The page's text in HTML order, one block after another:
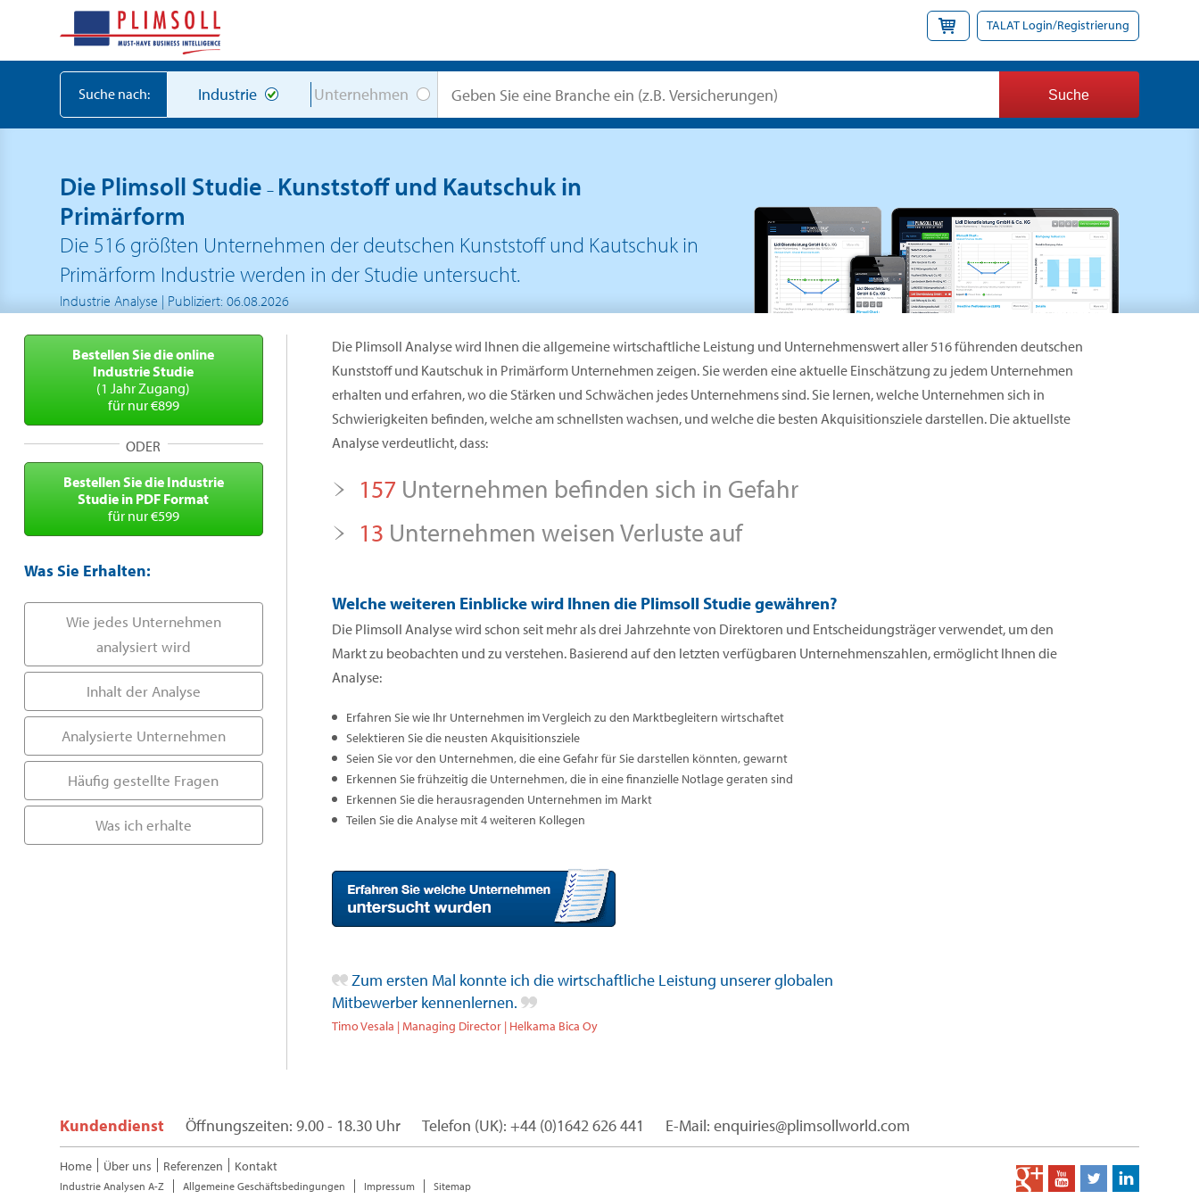
TALAT Login/Registrierung
Suche nach: Industrie Unternehmen
Die Plimsoll Studie– Kunststoff und Kautschuk in
Primärform
Die 516 größten Unternehmen der deutschen Kunststoff und Kautschuk in
Primärform Industrie werden in der Studie untersucht.
Industrie Analyse | Publiziert: 06.08.2026
Bestellen Sie die online
Industrie Studie
(1 Jahr Zugang)
für nur €899
ODER
Bestellen Sie die Industrie
Studie in PDF Format
für nur €599
Was Sie Erhalten:
Wie jedes Unternehmen
analysiert wird
Inhalt der Analyse
Analysierte Unternehmen
Häufig gestellte Fragen
Was ich erhalte
Die Plimsoll Analyse wird Ihnen die allgemeine wirtschaftliche Leistung und Unternehmenswert aller 516 führenden deutschen
Kunststoff und Kautschuk in Primärform Unternehmen zeigen. Sie werden eine aktuelle Einschätzung zu jedem Unternehmen
erhalten und erfahren, wo die Stärken und Schwächen jedes Unternehmens sind. Sie lernen, welche Unternehmen sich in
Schwierigkeiten befinden, welche am schnellsten wachsen, und welche die besten Akquisitionsziele darstellen. Die aktuellste
Analyse verdeutlicht, dass:
157 Unternehmen befinden sich in Gefahr
13 Unternehmen weisen Verluste auf
Welche weiteren Einblicke wird Ihnen die Plimsoll Studie gewähren?
Die Plimsoll Analyse wird schon seit mehr als drei Jahrzehnte von Direktoren und Entscheidungsträger verwendet, um den
Markt zu beobachten und zu verstehen. Basierend auf den letzten verfügbaren Unternehmenszahlen, ermöglicht Ihnen die
Analyse:
Erfahren Sie wie Ihr Unternehmen im Vergleich zu den Marktbegleitern wirtschaftet
Selektieren Sie die neusten Akquisitionsziele
Seien Sie vor den Unternehmen, die eine Gefahr für Sie darstellen könnten, gewarnt
Erkennen Sie frühzeitig die Unternehmen, die in eine finanzielle Notlage geraten sind
Erkennen Sie die herausragenden Unternehmen im Markt
Teilen Sie die Analyse mit 4 weiteren Kollegen
Zum ersten Mal konnte ich die wirtschaftliche Leistung unserer globalen
Mitbewerber kennenlernen.
Timo Vesala | Managing Director | Helkama Bica Oy
Kundendienst Öffnungszeiten: 9.00 - 18.30 Uhr Telefon (UK): +44 (0)1642 626 441 E-Mail: enquiries@plimsollworld.com
Home Über uns Referenzen Kontakt
Industrie Analysen A-Z Allgemeine Geschäftsbedingungen Impressum
Sitemap